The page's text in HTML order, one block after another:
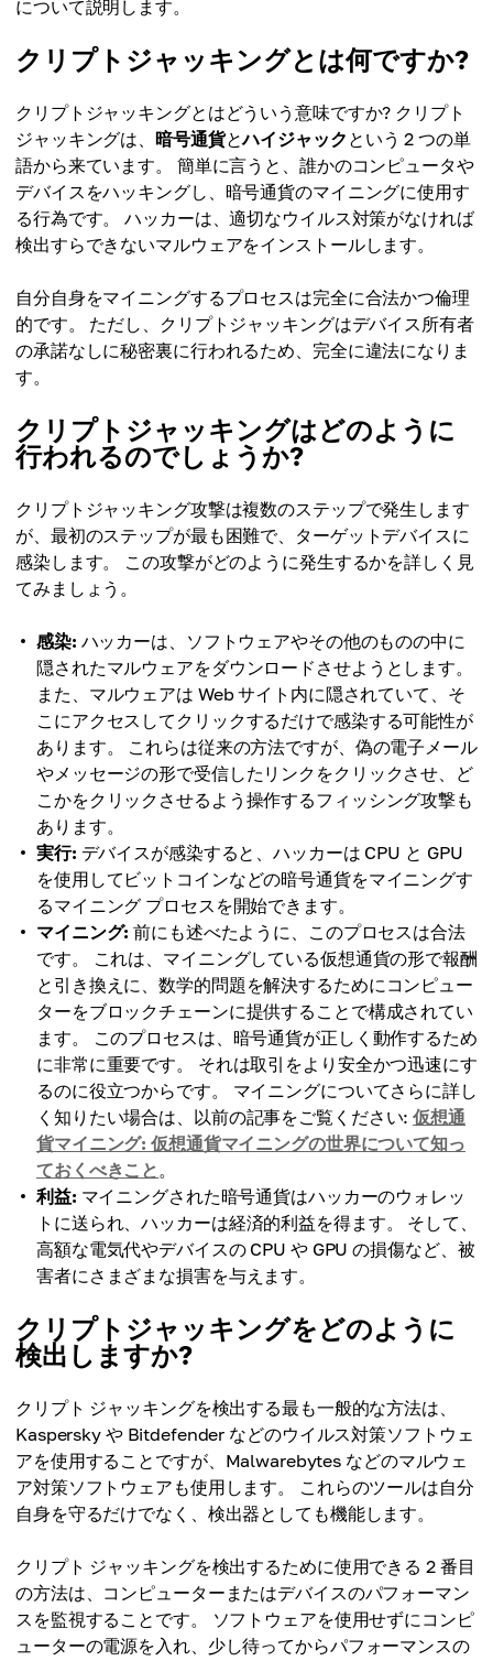
について説明します。
クリプトジャッキングとは何ですか?
クリプトジャッキングとはどういう意味ですか? クリプト
ジャッキングは、 暗号通貨とハイジャック という 2 つの単
語から来ています。 簡単に言うと、誰かのコンピュータや
デバイスをハッキングし、暗号通貨のマイニングに使用す
る行為です。 ハッカーは、適切なウイルス対策がなければ
検出すらできないマルウェアをインストールします。
自分自身をマイニングするプロセスは完全に合法かつ倫理
的です。 ただし、クリプトジャッキングはデバイス所有者
の承諾なしに秘密裏に行われるため、完全に違法になりま
す。
クリプトジャッキングはどのように
行われるのでしょうか?
クリプトジャッキング攻撃は複数のステップで発生します
が、最初のステップが最も困難で、ターゲットデバイスに
感染します。 この攻撃がどのように発生するかを詳しく見
てみましょう。
感染: ハッカーは、ソフトウェアやその他のものの中に
隠されたマルウェアをダウンロードさせようとします。
また、マルウェアは Web サイト内に隠されていて、そ
こにアクセスしてクリックするだけで感染する可能性が
あります。 これらは従来の方法ですが、偽の電子メール
やメッセージの形で受信したリンクをクリックさせ、ど
こかをクリックさせるよう操作するフィッシング攻撃も
あります。
実行: デバイスが感染すると、ハッカーは CPU と GPU
を使用してビットコインなどの暗号通貨をマイニングす
るマイニング プロセスを開始できます。
マイニング: 前にも述べたように、このプロセスは合法
です。 これは、マイニングしている仮想通貨の形で報酬
と引き換えに、数学的問題を解決するためにコンピュー
ターをブロックチェーンに提供することで構成されてい
ます。 このプロセスは、暗号通貨が正しく動作するため
に非常に重要です。 それは取引をより安全かつ迅速にす
るのに役立つからです。 マイニングについてさらに詳し
く知りたい場合は、以前の記事をご覧ください:仮想通
貨マイニング: 仮想通貨マイニングの世界について知っ
ておくべきこと。
利益: マイニングされた暗号通貨はハッカーのウォレッ
トに送られ、ハッカーは経済的利益を得ます。 そして、
高額な電気代やデバイスの CPU や GPU の損傷など、被
害者にさまざまな損害を与えます。
クリプトジャッキングをどのように
検出しますか?
クリプト ジャッキングを検出する最も一般的な方法は、
Kaspersky や Bitdefender などのウイルス対策ソフトウェ
アを使用することですが、Malwarebytes などのマルウェ
ア対策ソフトウェアも使用します。 これらのツールは自分
自身を守るだけでなく、検出器としても機能します。
クリプト ジャッキングを検出するために使用できる 2 番目
の方法は、コンピューターまたはデバイスのパフォーマン
スを監視することです。 ソフトウェアを使用せずにコンピ
ューターの電源を入れ、少し待ってからパフォーマンスの